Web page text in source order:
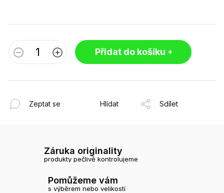
Přidat do košíku
Zeptat se Hlídat Sdílet
Záruka originality
produkty pečlivě kontrolujeme
Pomůžeme vám
s výběrem nebo velikostí